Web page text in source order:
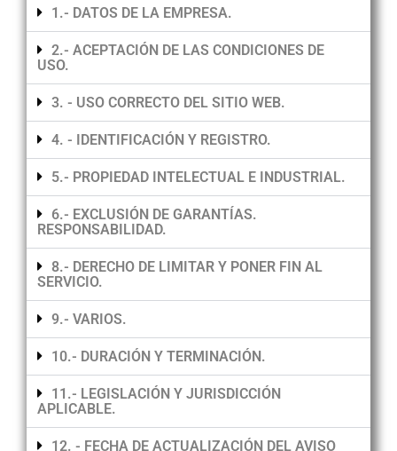
1.- DATOS DE LA EMPRESA.
2.- ACEPTACIÓN DE LAS CONDICIONES DE
USO.
3. - USO CORRECTO DEL SITIO WEB.
4. - IDENTIFICACIÓN Y REGISTRO.
5.- PROPIEDAD INTELECTUAL E INDUSTRIAL.
6.- EXCLUSIÓN DE GARANTÍAS.
RESPONSABILIDAD.
8.- DERECHO DE LIMITAR Y PONER FIN AL
SERVICIO.
9.- VARIOS.
10.- DURACIÓN Y TERMINACIÓN.
11.- LEGISLACIÓN Y JURISDICCIÓN
APLICABLE.
12. - FECHA DE ACTUALIZACIÓN DEL AVISO